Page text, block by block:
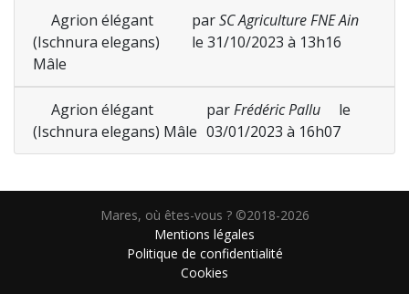
Agrion élégant
(Ischnura elegans)
Mâle
parSC Agriculture FNE Ain
le 31/10/2023 à 13h16
Agrion élégant
(Ischnura elegans) Mâle
parFrédéric Pallu
le
03/01/2023 à 16h07
Mares, où êtes-vous ? ©2018-2026
Mentions légales
Politique de confidentialité
Cookies